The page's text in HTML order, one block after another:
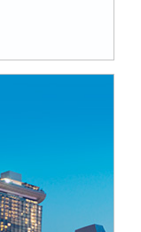
на обычные
до 10%
газов .
охлаждения
остановить.